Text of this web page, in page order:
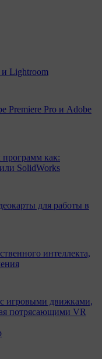
Lightroom
Premiere Pro и Adobe
программ как:
SolidWorks
для работы в
интеллекта,
игровыми движками,
потрясающими VR